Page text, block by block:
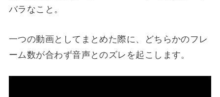
バラなこと。
一つの動画としてまとめた際に、どちらかのフレ
ーム数が合わず音声とのズレを起こします。